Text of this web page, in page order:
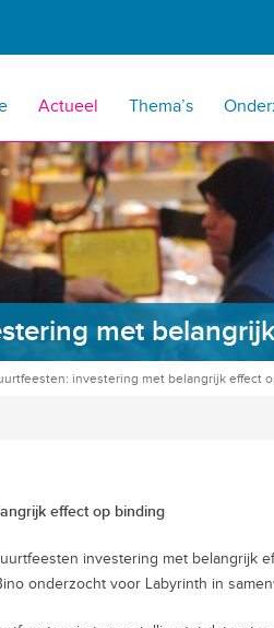
Actueel Thema’s
met
investering met belangrijk effect
effect op binding
investering met belangrijk
onderzocht voor Labyrinth in